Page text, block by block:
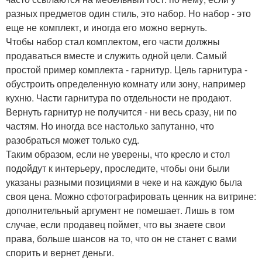
разных предметов один стиль, это набор. Но набор - это
еще не комплект, и иногда его можно вернуть.
Чтобы набор стал комплектом, его части должны
продаваться вместе и служить одной цели. Самый
простой пример комплекта - гарнитур. Цель гарнитура -
обустроить определенную комнату или зону, например
кухню. Части гарнитура по отдельности не продают.
Вернуть гарнитур не получится - ни весь сразу, ни по
частям. Но иногда все настолько запутанно, что
разобраться может только суд.
Таким образом, если не уверены, что кресло и стол
подойдут к интерьеру, проследите, чтобы они были
указаны разными позициями в чеке и на каждую была
своя цена. Можно сфотографировать ценник на витрине:
дополнительный аргумент не помешает. Лишь в том
случае, если продавец поймет, что вы знаете свои
права, больше шансов на то, что он не станет с вами
спорить и вернет деньги.